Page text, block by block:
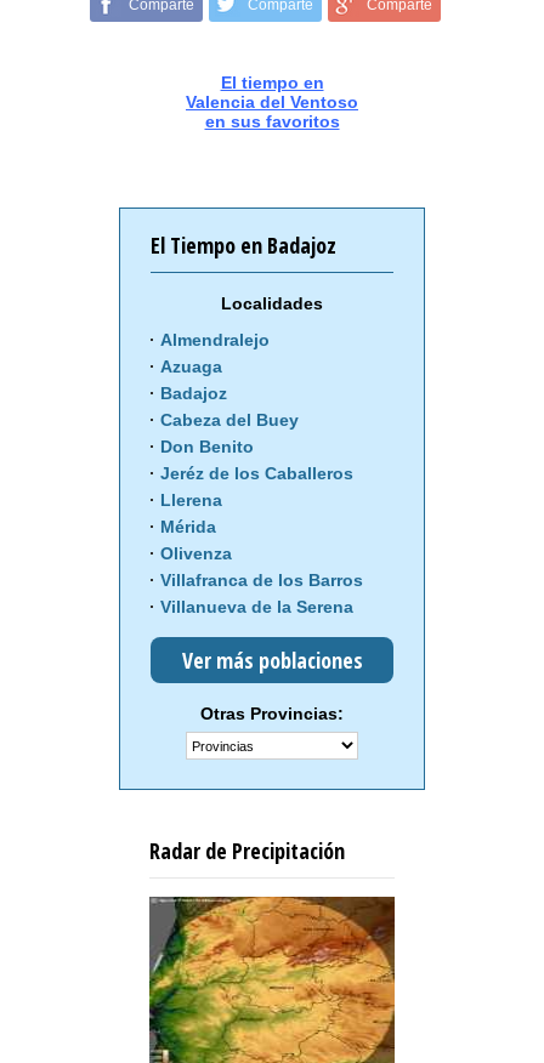
Comparte Comparte Comparte
El tiempo en
Valencia del Ventoso
en sus favoritos
El Tiempo en Badajoz
Localidades
Almendralejo
Azuaga
Badajoz
Cabeza del Buey
Don Benito
Jeréz de los Caballeros
Llerena
Mérida
Olivenza
Villafranca de los Barros
Villanueva de la Serena
Ver más poblaciones
Otras Provincias:
Radar de Precipitación